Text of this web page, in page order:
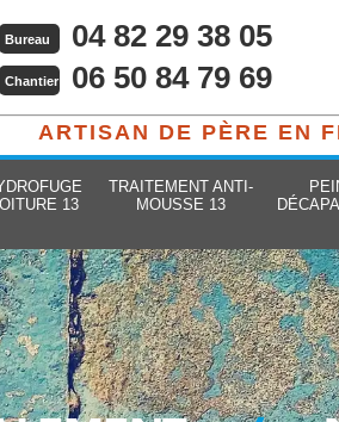
Bureau 04 82 29 38 05
Chantier 06 50 84 79 69
ARTISAN DE PÈRE EN
13
TRAITEMENT ANTI-
MOUSSE 13